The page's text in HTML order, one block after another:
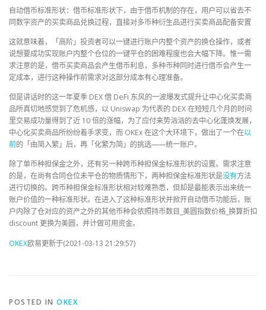
自动借币标准形状：借币标准形状下，由于借币机制的存在，用户可以省去不
同数字资产的买卖商品兑换过程，直接对多币种衍生品进行买卖商品配备安置
这就意味着，「高阶」投资者可以一键进行账户内整个资产的换仓操作，或者
说想要成功实现账户内整个仓位的一键平仓的困难程度也会大幅下降。惟一需
求注意的是，借币买卖商品会产生借币利息，多种币种同时进行借币会产生一
定成本，进行这种操作前需求对这部分成本有心理准备。
但是讲话时的这一年夏季 DEX 借 DeFi 东风的一波爆发式提升让中心化买卖商
品所真切地感觉到了危机感，以 Uniswap 为代表的 DEX 在短短几个月的时间
里交易成功量得到了近 10 倍的涨幅，为了应付来势汹汹的去中心化蓬焕发展，
中心化买卖商品所纷纷着手求变，而 OKEx 在这个大环境下，做出了一个在以
前的「由简入繁」后，再「化繁为简」的挑选——统一账户。
除了单币种担保金之外，还有另一种跨币种担保金标准形状的设置。需求注意
的是，在尚有合同仓位未平仓的物质情形下，两种担保金标准形状是没有方法
进行切换的。跨币种担保金标准形状相对较难熟悉，但却是最能表示出来统一
账户价值的一种标准形状。在进入了这种标准形状并掀开自动借币功能后，账
户内除了仓对应的资产之外的其他币种会依照持币数目_美圆指数价格_换算折扣
discount 更换为美圆，并计做可用资金。
OKEX欧易更新于(2021-03-13 21:29:57)
POSTED IN OKEX